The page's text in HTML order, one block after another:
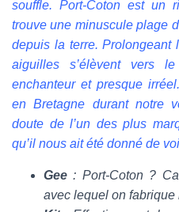
souffle. Port-Coton est un
trouve une minuscule plage
depuis la terre. Prolongeant
aiguilles s’élèvent vers
enchanteur et presque
en Bretagne durant notre
doute de l’un des plus
qu’il nous ait été donné de
Gee : Port-Coton ?
avec lequel on fabrique